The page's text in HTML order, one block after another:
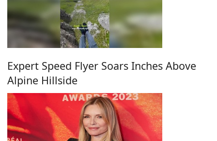
Expert Speed Flyer Soars Inches Above
Alpine Hillside